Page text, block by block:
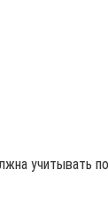
учитывать